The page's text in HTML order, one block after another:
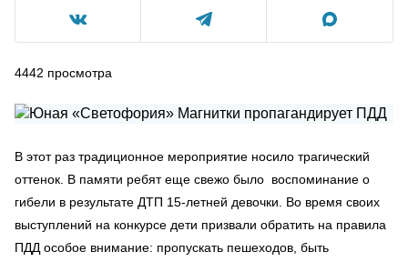
4442 просмотра
В этот раз традиционное мероприятие носило трагический
оттенок. В памяти ребят еще свежо было воспоминание о
гибели в результате ДТП 15-летней девочки. Во время своих
выступлений на конкурсе дети призвали обратить на правила
ПДД особое внимание: пропускать пешеходов, быть